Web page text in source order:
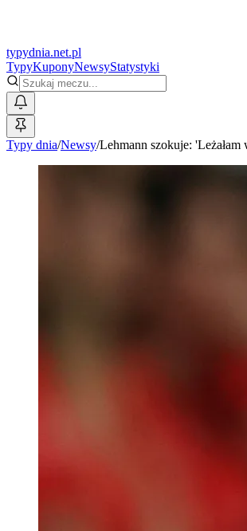
typydnia.net.pl
TypyKuponyNewsyStatystyki
Typy dnia/Newsy/Lehmann szokuje: 'Leżałam